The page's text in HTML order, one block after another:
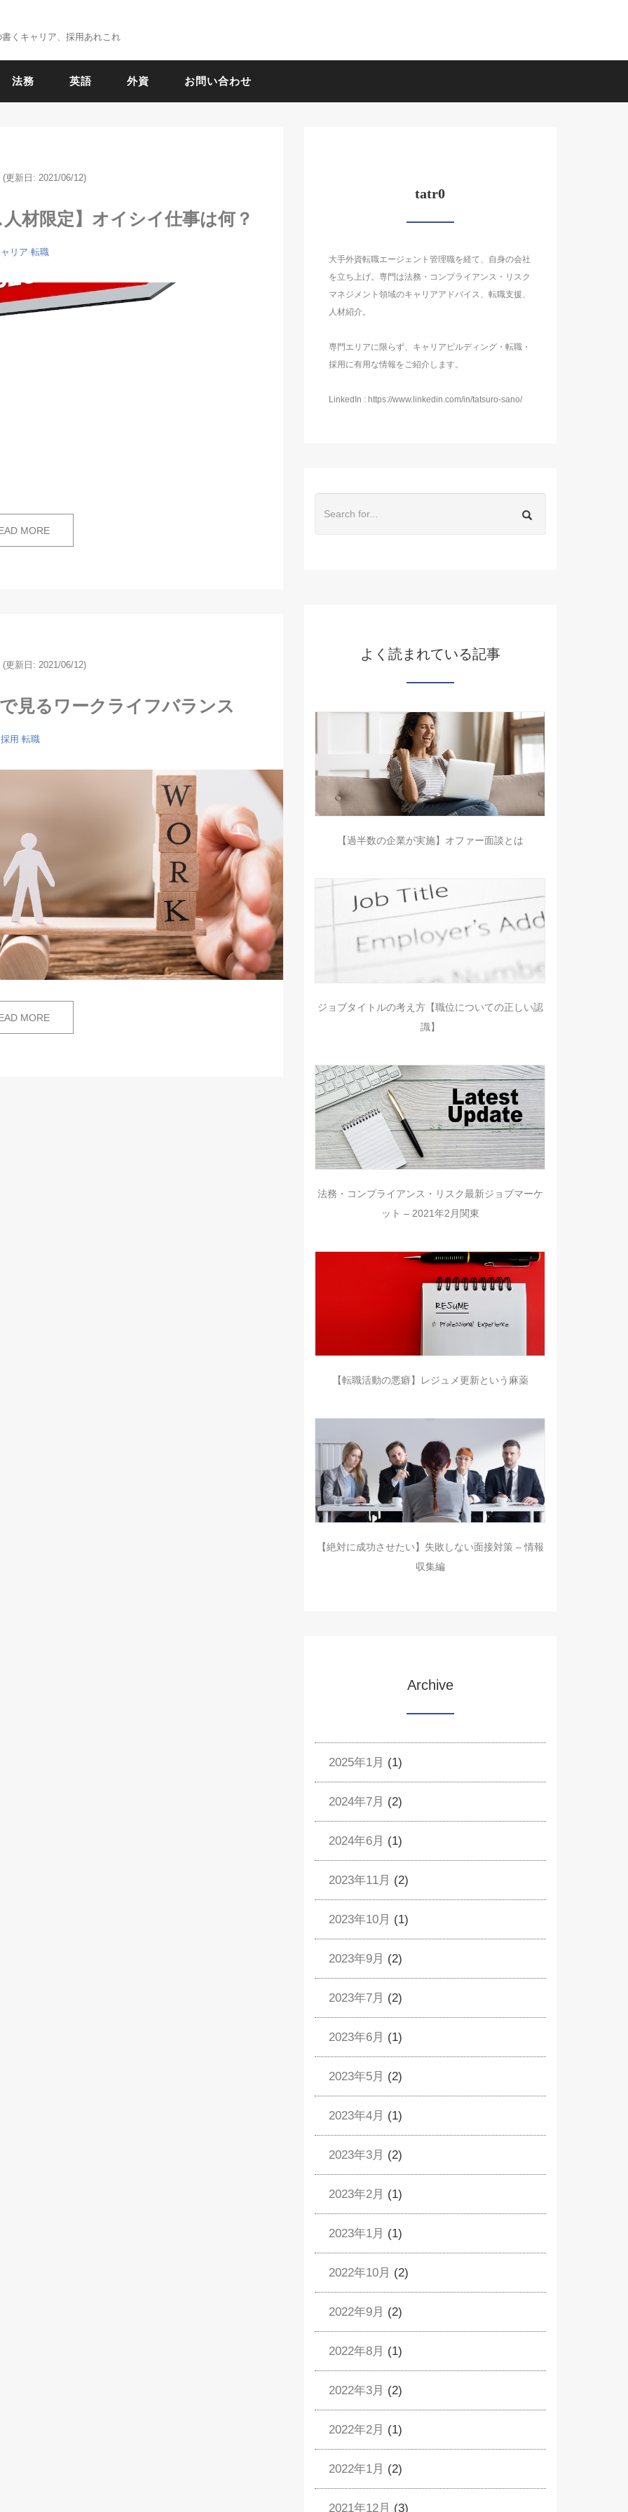
くキャリア、採用あれこれ
法務 英語 外資 お問い合わせ
(更新日: 2021/06/12)
材限定】オイシイ仕事は何？
リア 転職
MORE
(更新日: 2021/06/12)
見るワークライフバランス
採用 転職
MORE
tatr0
大手外資転職エージェント管理職を経て、自身の会社
を立ち上げ。専門は法務・コンプライアンス・リスク
マネジメント領域のキャリアアドバイス、転職支援、
人材紹介。
専門エリアに限らず、キャリアビルディング・転職・
採用に有用な情報をご紹介します。
LinkedIn : https://www.linkedin.com/in/tatsuro-sano/
よく読まれている記事
【過半数の企業が実施】オファー面談とは
ジョブタイトルの考え方【職位についての正しい認
識】
法務・コンプライアンス・リスク最新ジョブマーケ
ット – 2021年2月関東
【転職活動の悪癖】レジュメ更新という麻薬
【絶対に成功させたい】失敗しない面接対策 – 情報
収集編
Archive
2025年1月 (1)
2024年7月 (2)
2024年6月 (1)
2023年11月 (2)
2023年10月 (1)
2023年9月 (2)
2023年7月 (2)
2023年6月 (1)
2023年5月 (2)
2023年4月 (1)
2023年3月 (2)
2023年2月 (1)
2023年1月 (1)
2022年10月 (2)
2022年9月 (2)
2022年8月 (1)
2022年3月 (2)
2022年2月 (1)
2022年1月 (2)
2021年12月 (3)